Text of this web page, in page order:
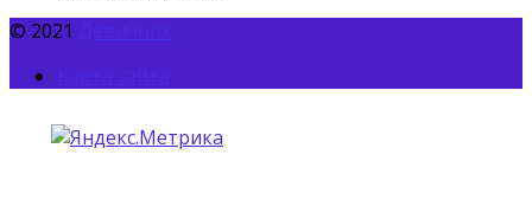
© 2021